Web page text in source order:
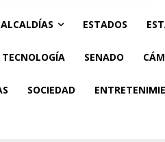
ALCALDÍAS ESTADOS
TECNOLOGÍA SENADO
SOCIEDAD